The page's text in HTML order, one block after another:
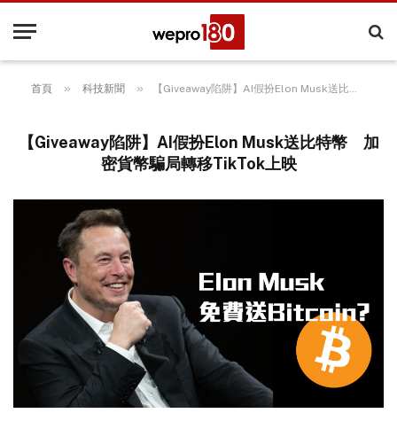
首頁 » 科技新聞 » 【Giveaway陷阱】AI假扮Elon Musk送比特幣 加密貨幣騙局轉移TikTok上映
【Giveaway陷阱】AI假扮Elon Musk送比特幣 加
密貨幣騙局轉移TikTok上映